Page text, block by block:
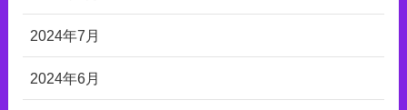
2024年7月
2024年6月